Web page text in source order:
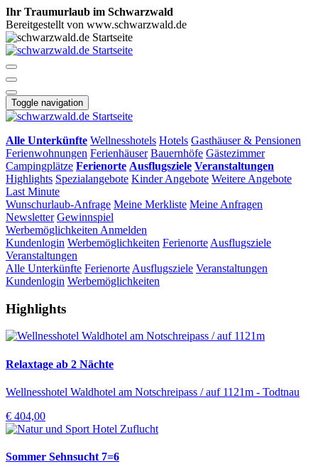
Ihr Traumurlaub im Schwarzwald
Bereitgestellt von www.schwarzwald.de
Toggle navigation
Alle Unterkünfte Wellnesshotels Hotels Gasthäuser & Pensionen
Ferienwohnungen Ferienhäuser Bauernhöfe Gästezimmer
Campingplätze Ferienorte Ausflugsziele Veranstaltungen
Highlights Spezialangebote Kinder Angebote Weitere Angebote
Last Minute
Wunschurlaub-Anfrage Meine Merkliste Meine Anfragen
Newsletter Gewinnspiel
Werbemöglichkeiten Anmelden
Kundenlogin Werbemöglichkeiten Ferienorte Ausflugsziele
Veranstaltungen
Alle Unterkünfte Ferienorte Ausflugsziele Veranstaltungen
Kundenlogin Werbemöglichkeiten
Highlights
Relaxtage ab 2 Nächte
Wellnesshotel Waldhotel am Notschreipass / auf 1121m - Todtnau
€ 404,00
Sommer Sehnsucht 7=6